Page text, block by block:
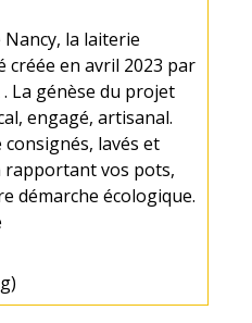
la laiterie
créée en avril 2023 par
La génèse du projet
engagé, artisanal.
lavés et
rapportant vos pots,
démarche écologique.